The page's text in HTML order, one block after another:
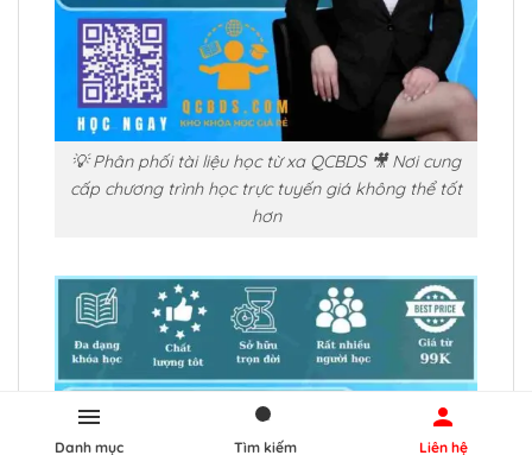
💡 Phân phối tài liệu học từ xa QCBDS 🎥 Nơi cung
cấp chương trình học trực tuyến giá không thể tốt
hơn
Danh mục Tìm kiếm Liên hệ